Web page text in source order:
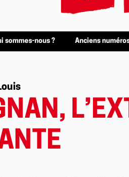
sommes-nous ? Anciens